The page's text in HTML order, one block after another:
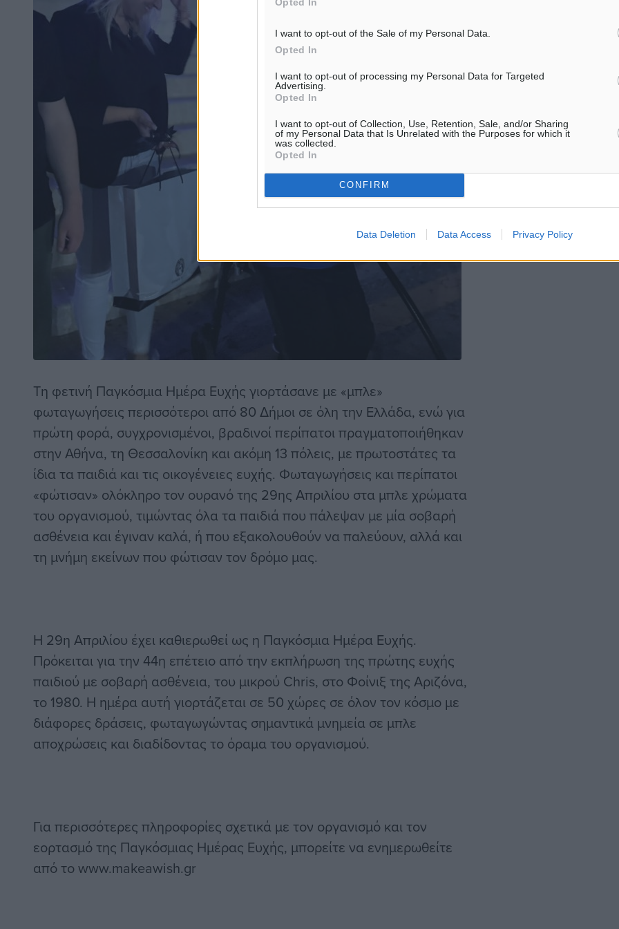
I want to opt-out of the Sale of my Personal Data.
Opted In
I want to opt-out of processing my Personal Data for Targeted
Advertising.
Opted In
I want to opt-out of Collection, Use, Retention, Sale, and/or Sharing
of my Personal Data that Is Unrelated with the Purposes for which it
was collected.
Opted In
CONFIRM
Data Deletion Data Access Privacy Policy
Τη φετινή Παγκόσμια Ημέρα Ευχής γιορτάσανε με «μπλε»
φωταγωγήσεις περισσότεροι από 80 Δήμοι σε όλη την Ελλάδα, ενώ για
πρώτη φορά, συγχρονισμένοι, βραδινοί περίπατοι πραγματοποιήθηκαν
στην Αθήνα, τη Θεσσαλονίκη και ακόμη 13 πόλεις, με πρωτοστάτες τα
ίδια τα παιδιά και τις οικογένειες ευχής. Φωταγωγήσεις και περίπατοι
«φώτισαν» ολόκληρο τον ουρανό της 29ης Απριλίου στα μπλε χρώματα
του οργανισμού, τιμώντας όλα τα παιδιά που πάλεψαν με μία σοβαρή
ασθένεια και έγιναν καλά, ή που εξακολουθούν να παλεύουν, αλλά και
τη μνήμη εκείνων που φώτισαν τον δρόμο μας.
Η 29η Απριλίου έχει καθιερωθεί ως η Παγκόσμια Ημέρα Ευχής.
Πρόκειται για την 44η επέτειο από την εκπλήρωση της πρώτης ευχής
παιδιού με σοβαρή ασθένεια, του μικρού Chris, στο Φοίνιξ της Αριζόνα,
το 1980. Η ημέρα αυτή γιορτάζεται σε 50 χώρες σε όλον τον κόσμο με
διάφορες δράσεις, φωταγωγώντας σημαντικά μνημεία σε μπλε
αποχρώσεις και διαδίδοντας το όραμα του οργανισμού.
Για περισσότερες πληροφορίες σχετικά με τον οργανισμό και τον
εορτασμό της Παγκόσμιας Ημέρας Ευχής, μπορείτε να ενημερωθείτε
από το www.makeawish.gr